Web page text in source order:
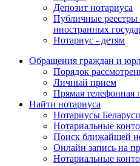
Депозит нотариуса
Публичные реестры
иностранных
Нотариус - детям
Обращения граждан и
Порядок
Личный прием
Прямая телефонная
Найти нотариуса
Нотариусы Беларуси
Нотариальные
Поиск ближайшей
Онлайн запись на
Нотариальные